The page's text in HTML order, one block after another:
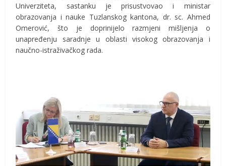
Univerziteta, sastanku je prisustvovao i ministar
obrazovanja i nauke Tuzlanskog kantona, dr. sc. Ahmed
Omerović, što je doprinijelo razmjeni mišljenja o
unapređenju saradnje u oblasti visokog obrazovanja i
naučno-istraživačkog rada.